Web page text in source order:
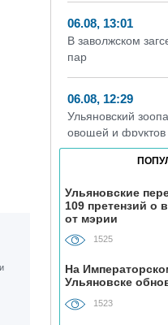
06.08, 13:01
В заволжском
пар
06.08, 12:29
Ульяновский
овощей и фруктов
Руководству
дали условные
штрафы за
«мёртвыми
06.08, 11:29
На Ульяновскую
Ульяновские
109 претензий о
от мэрии
1525
На
Ульяновске
1523